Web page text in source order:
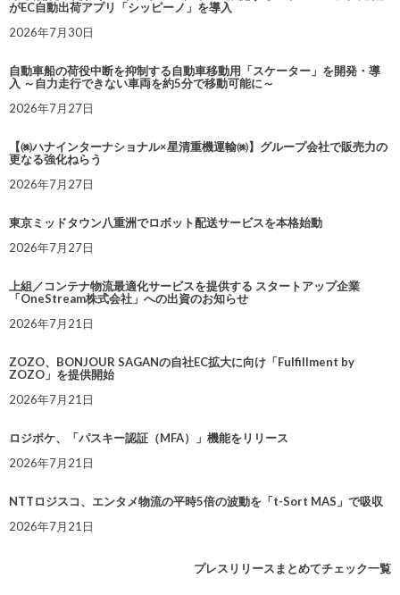
がEC自動出荷アプリ「シッピーノ」を導入
2026年7月30日
自動車船の荷役中断を抑制する自動車移動用「スケーター」を開発・導
入 ～自力走行できない車両を約5分で移動可能に～
2026年7月27日
【㈱ハナインターナショナル×星清重機運輸㈱】グループ会社で販売力の
更なる強化ねらう
2026年7月27日
東京ミッドタウン八重洲でロボット配送サービスを本格始動
2026年7月27日
上組／コンテナ物流最適化サービスを提供する スタートアップ企業
「OneStream株式会社」への出資のお知らせ
2026年7月21日
ZOZO、BONJOUR SAGANの自社EC拡大に向け「Fulfillment by
ZOZO」を提供開始
2026年7月21日
ロジポケ、「パスキー認証（MFA）」機能をリリース
2026年7月21日
NTTロジスコ、エンタメ物流の平時5倍の波動を「t-Sort MAS」で吸収
2026年7月21日
プレスリリースまとめてチェック一覧